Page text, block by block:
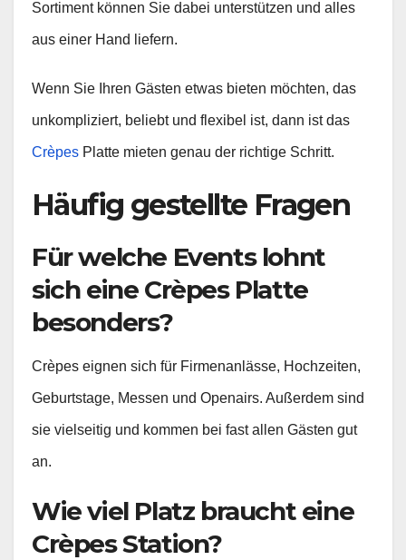
Sortiment können Sie dabei unterstützen und alles
aus einer Hand liefern.
Wenn Sie Ihren Gästen etwas bieten möchten, das
unkompliziert, beliebt und flexibel ist, dann ist das
Crèpes Platte mieten genau der richtige Schritt.
Häufig gestellte Fragen
Für welche Events lohnt
sich eine Crèpes Platte
besonders?
Crèpes eignen sich für Firmenanlässe, Hochzeiten,
Geburtstage, Messen und Openairs. Außerdem sind
sie vielseitig und kommen bei fast allen Gästen gut
an.
Wie viel Platz braucht eine
Crèpes Station?